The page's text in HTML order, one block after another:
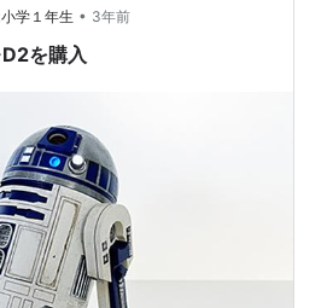
手が相手の素早い動きに対して
いるように見え、普通…
学１年生 • 3年前
を購入